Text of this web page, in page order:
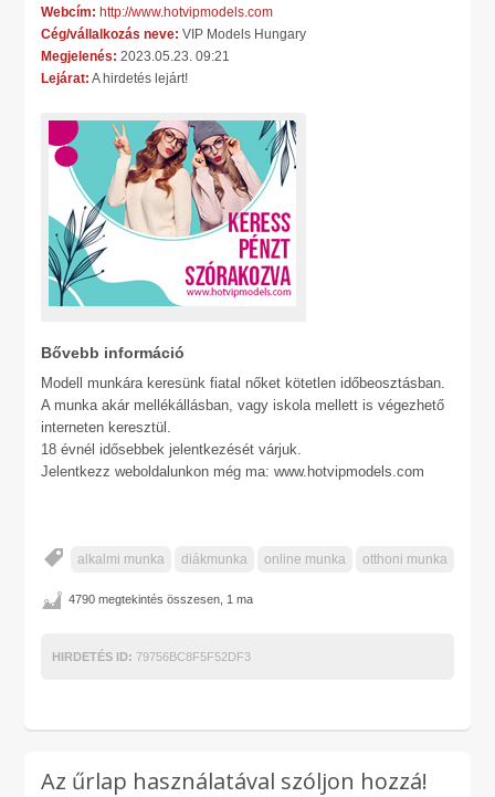
Webcím: http://www.hotvipmodels.com
Cég/vállalkozás neve: VIP Models Hungary
Megjelenés: 2023.05.23. 09:21
Lejárat: A hirdetés lejárt!
Bővebb információ
Modell munkára keresünk fiatal nőket kötetlen időbeosztásban.
A munka akár mellékállásban, vagy iskola mellett is végezhető
interneten keresztül.
18 évnél idősebbek jelentkezését várjuk.
Jelentkezz weboldalunkon még ma: www.hotvipmodels.com
alkalmi munka diákmunka online munka otthoni munka
4790 megtekintés összesen, 1 ma
HIRDETÉS ID: 79756BC8F5F52DF3
Az űrlap használatával szóljon hozzá!